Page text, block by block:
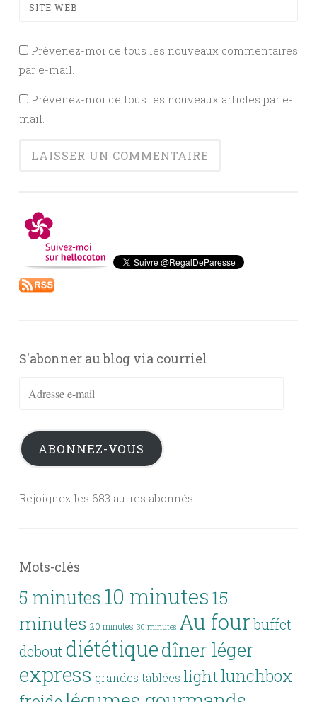
SITE WEB
Prévenez-moi de tous les nouveaux commentaires
par e-mail.
Prévenez-moi de tous les nouveaux articles par e-
mail.
S'abonner au blog via courriel
Adresse
mail
ABONNEZ-VOUS
Rejoignez les 683 autres abonnés
Mots-clés
5 minutes 10 minutes15
minutes 20 minutes 30 minutes Au fourbuffet
debout diététiquedîner léger
express grandes tablées lightlunchbox